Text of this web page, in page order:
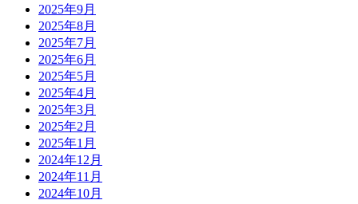
2025年9月
2025年8月
2025年7月
2025年6月
2025年5月
2025年4月
2025年3月
2025年2月
2025年1月
2024年12月
2024年11月
2024年10月